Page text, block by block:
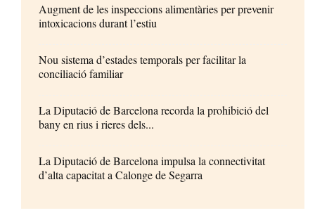
Augment de les inspeccions alimentàries per prevenir
intoxicacions durant l’estiu
Nou sistema d’estades temporals per facilitar la
conciliació familiar
La Diputació de Barcelona recorda la prohibició del
bany en rius i rieres dels...
La Diputació de Barcelona impulsa la connectivitat
d’alta capacitat a Calonge de Segarra